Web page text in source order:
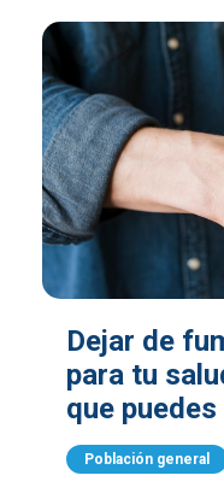
Dejar de
para tu
que
Población general